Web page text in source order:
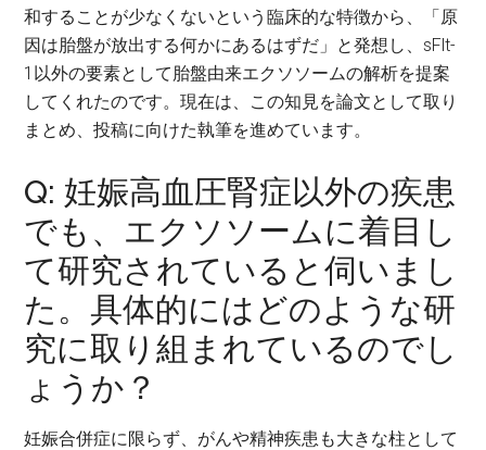
和することが少なくないという臨床的な特徴から、「原
因は胎盤が放出する何かにあるはずだ」と発想し、sFlt-
1以外の要素として胎盤由来エクソソームの解析を提案
してくれたのです。現在は、この知見を論文として取り
まとめ、投稿に向けた執筆を進めています。
Q: 妊娠高血圧腎症以外の疾患
でも、エクソソームに着目し
て研究されていると伺いまし
た。具体的にはどのような研
究に取り組まれているのでし
ょうか？
妊娠合併症に限らず、がんや精神疾患も大きな柱として